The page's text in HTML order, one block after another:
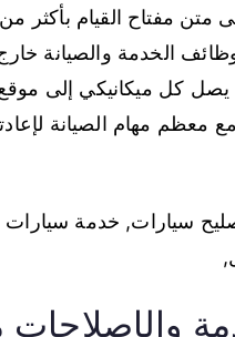
الخدمة والصيانة
يصل كل ميكانيكي إلى
مع معظم مهام الصيانة
سيارات, خدمة سيارات
والإصلاحات